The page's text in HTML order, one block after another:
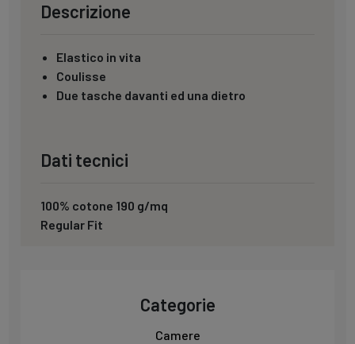
Categorie
Camere
Descrizione
Elastico in vita
Coulisse
Due tasche davanti ed una dietro
Dati tecnici
100% cotone 190 g/mq
Regular Fit